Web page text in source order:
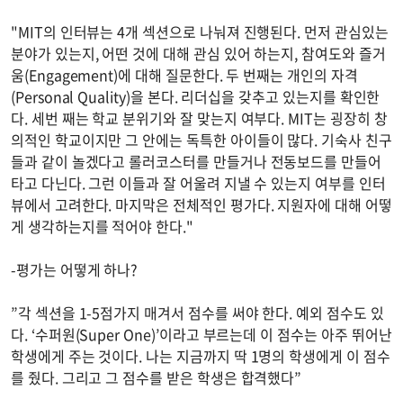
"MIT의 인터뷰는 4개 섹션으로 나눠져 진행된다. 먼저 관심있는
분야가 있는지, 어떤 것에 대해 관심 있어 하는지, 참여도와 즐거
움(Engagement)에 대해 질문한다. 두 번째는 개인의 자격
(Personal Quality)을 본다. 리더십을 갖추고 있는지를 확인한
다. 세번 째는 학교 분위기와 잘 맞는지 여부다. MIT는 굉장히 창
의적인 학교이지만 그 안에는 독특한 아이들이 많다. 기숙사 친구
들과 같이 놀겠다고 롤러코스터를 만들거나 전동보드를 만들어
타고 다닌다. 그런 이들과 잘 어울려 지낼 수 있는지 여부를 인터
뷰에서 고려한다. 마지막은 전체적인 평가다. 지원자에 대해 어떻
게 생각하는지를 적어야 한다."
-평가는 어떻게 하나?
”각 섹션을 1-5점가지 매겨서 점수를 써야 한다. 예외 점수도 있
다. ‘수퍼원(Super One)’이라고 부르는데 이 점수는 아주 뛰어난
학생에게 주는 것이다. 나는 지금까지 딱 1명의 학생에게 이 점수
를 줬다. 그리고 그 점수를 받은 학생은 합격했다”